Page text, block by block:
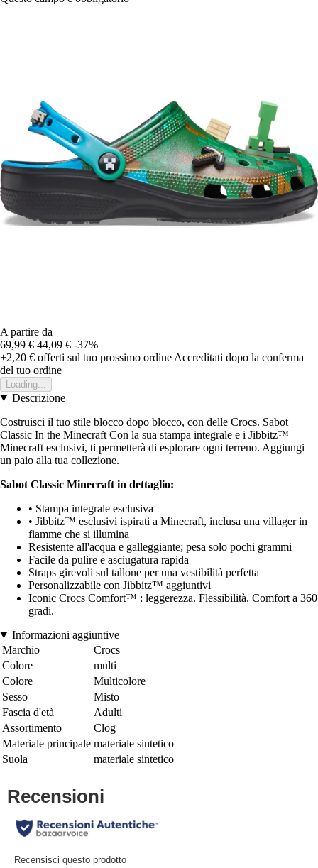
A partire da
69,99 € 44,09 € -37%
+2,20 € offerti sul tuo prossimo ordine Accreditati dopo la conferma
del tuo ordine
Loading...
Descrizione
Costruisci il tuo stile blocco dopo blocco, con delle Crocs. Sabot
Classic In the Minecraft Con la sua stampa integrale e i Jibbitz™
Minecraft esclusivi, ti permetterà di esplorare ogni terreno. Aggiungi
un paio alla tua collezione.
Sabot Classic Minecraft in dettaglio:
• Stampa integrale esclusiva
• Jibbitz™ esclusivi ispirati a Minecraft, inclusa una villager in
fiamme che si illumina
Resistente all'acqua e galleggiante; pesa solo pochi grammi
Facile da pulire e asciugatura rapida
Straps girevoli sul tallone per una vestibilità perfetta
Personalizzabile con Jibbitz™ aggiuntivi
Iconic Crocs Comfort™ : leggerezza. Flessibilità. Comfort a 360
gradi.
Informazioni aggiuntive
Marchio
Crocs
Colore
multi
Colore
Multicolore
Sesso
Misto
Fascia d'età
Adulti
Assortimento
Clog
Materiale principale materiale sintetico
Suola
materiale sintetico